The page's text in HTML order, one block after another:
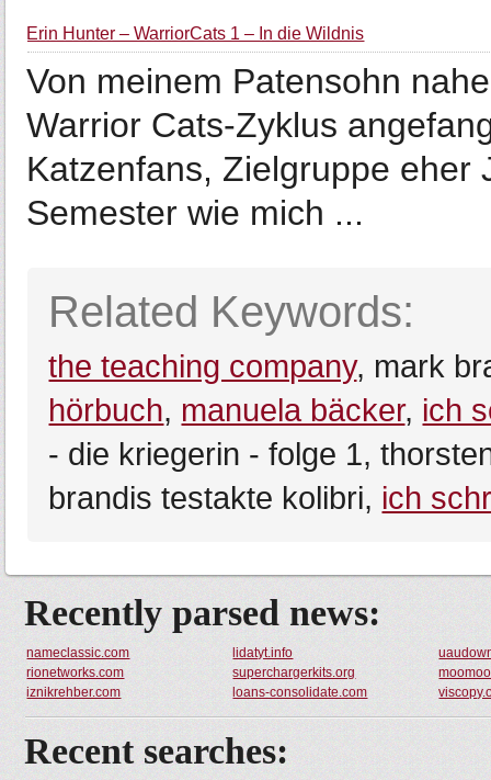
Erin Hunter – WarriorCats 1 – In die Wildnis
Von meinem Patensohn
Warrior Cats-Zyklus
Katzenfans, Zielgruppe eher
Semester wie mich ...
Related Keywords:
the teaching company, mark
hörbuch, manuela bäcker, ich
- die kriegerin - folge 1,
brandis testakte kolibri, ich
Recently parsed news:
nameclassic.com lidatyt.info
rionetworks.com
superchargerkits.org
iznikrehber.com
loans-consolidate.com
Recent searches: